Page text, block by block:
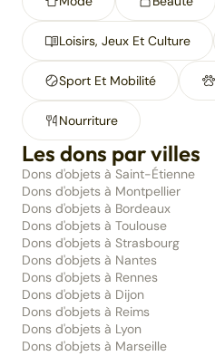
Loisirs, Jeux Et Culture
Sport Et Mobilité
Nourriture
Les dons par villes
Dons d'objets à Saint-Étienne
Dons d'objets à Montpellier
Dons d'objets à Bordeaux
Dons d'objets à Toulouse
Dons d'objets à Strasbourg
Dons d'objets à Nantes
Dons d'objets à Rennes
Dons d'objets à Dijon
Dons d'objets à Reims
Dons d'objets à Lyon
Dons d'objets à Marseille